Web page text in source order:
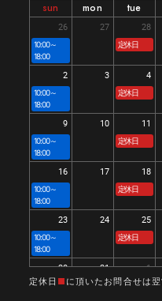
sun mon tue
26
10:00～
18:00
27 28
定休日
2
10:00～
18:00
3 4
定休日
9
10:00～
18:00
10 11
定休日
16
10:00～
18:00
17 18
定休日
23
10:00～
18:00
24 25
定休日
30
10:00～
31 1
定休日
定休日 ■ に頂いたお問合せは